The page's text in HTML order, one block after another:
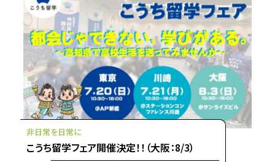
こうち留学フェア開催決定！！（大阪：8/3）